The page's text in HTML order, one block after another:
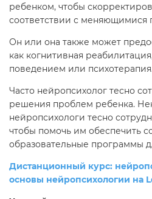
ребенком, чтобы
соответствии с меняющимися
Он или она также может
как когнитивная
поведением или психотерапия.
Часто нейропсихолог тесно
решения проблем ребенка.
нейропсихологи тесно
чтобы помочь им обеспечить
образовательные программы
Дистанционный курс:
основы нейропсихологии на